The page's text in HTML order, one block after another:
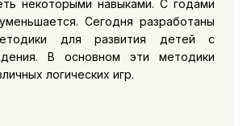
некоторыми навыками. С годами
Сегодня разработаны
для развития детей с
В основном эти методики
логических игр.